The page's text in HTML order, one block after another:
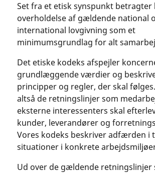
Set fra et etisk synspunkt betragter
overholdelse af gældende national
international lovgivning som et
minimumsgrundlag for alt
Det etiske kodeks afspejler
grundlæggende værdier og
principper og regler, der skal
altså de retningslinjer som
eksterne interessenters skal
kunder, leverandører og
Vores kodeks beskriver adfærden i
situationer i konkrete
Ud over de gældende retningslinjer